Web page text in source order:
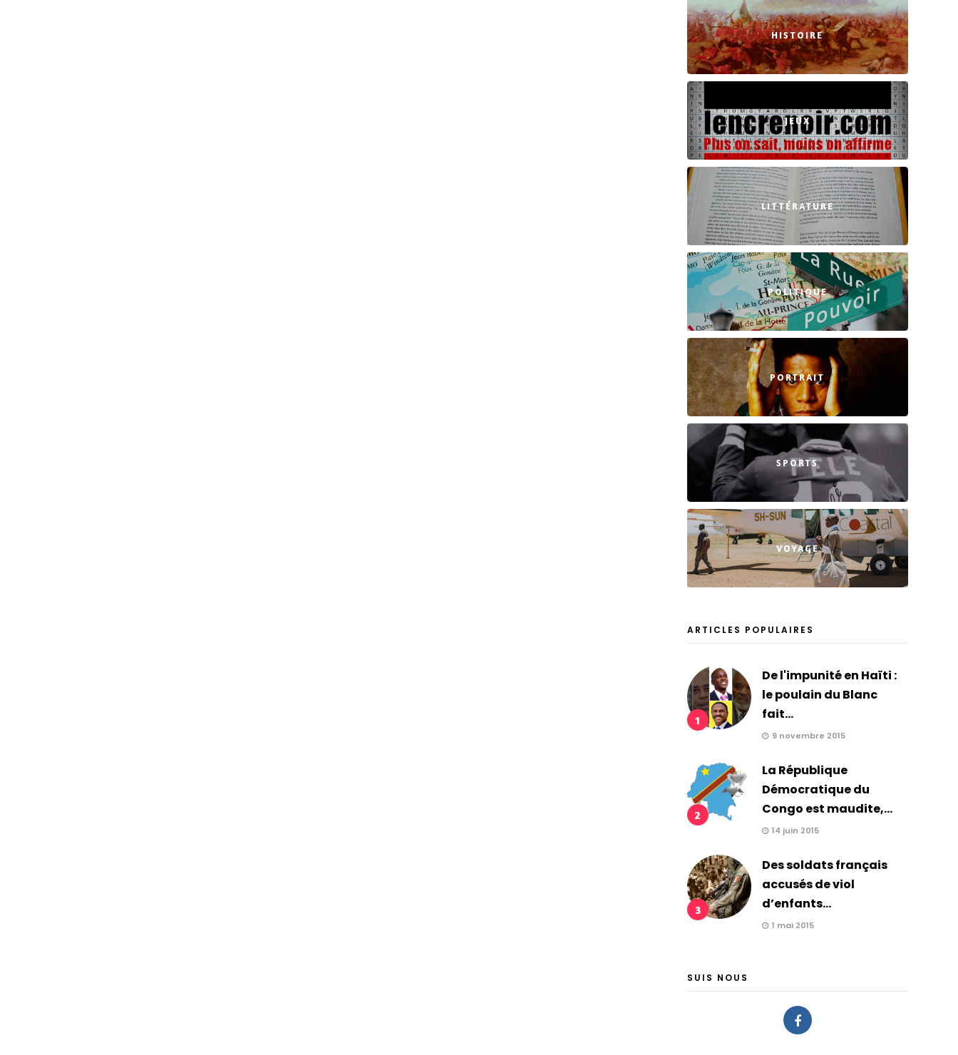
HISTOIRE
JEUX
LITTÉRATURE
POLITIQUE
PORTRAIT
SPORTS
VOYAGE
ARTICLES POPULAIRES
1
De l'impunité en Haïti :
le poulain du Blanc
fait...
9 novembre 2015
2
La République
Démocratique du
Congo est maudite,...
14 juin 2015
3
Des soldats français
accusés de viol
d’enfants...
1 mai 2015
SUIS NOUS